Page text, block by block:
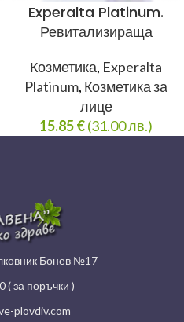
Experalta Platinum.
Ревитализираща
10%, 30 мл
Козметика, Experalta
Platinum, Козметика за
лице
15.85€(31.00 лв.)
Бонев №17
за поръчки )
plovdiv.com